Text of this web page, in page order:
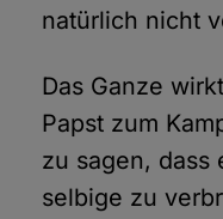
natürlich nicht
Das Ganze
Papst zum
zu sagen, dass
selbige zu